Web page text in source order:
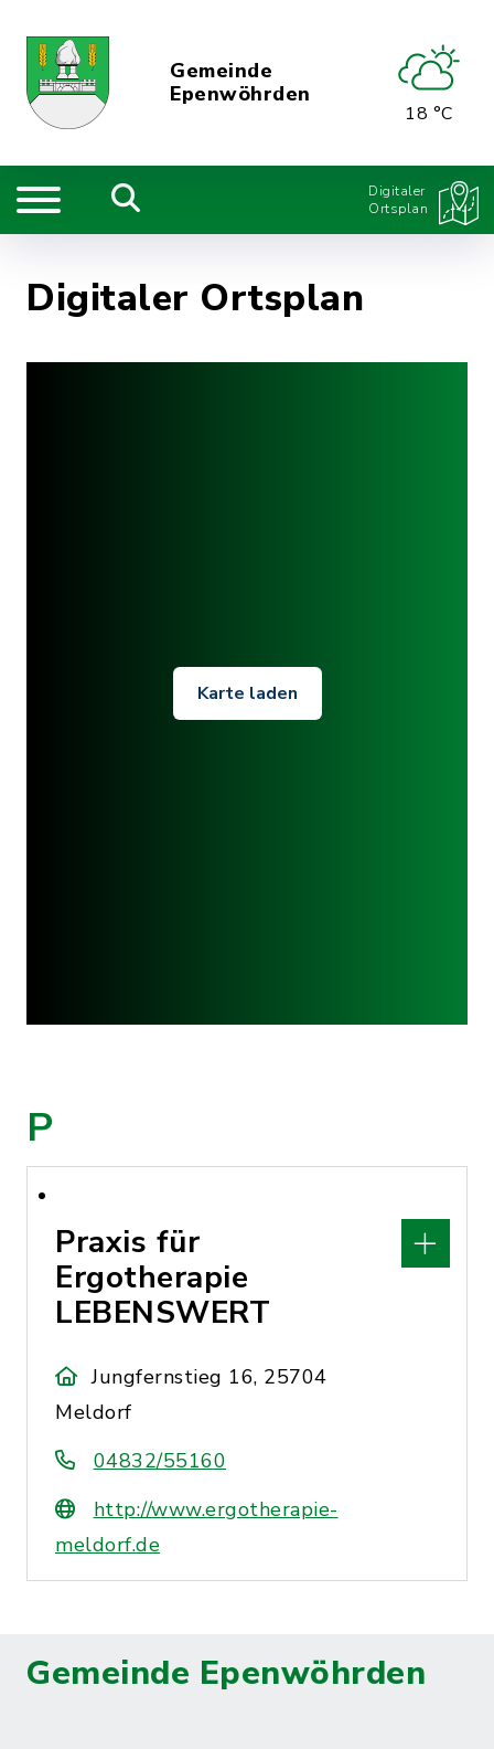
Gemeinde
Epenwöhrden
18 °C
Digitaler
Ortsplan
Digitaler Ortsplan
Karte laden
P
Praxis für
Ergotherapie
LEBENSWERT
Jungfernstieg 16, 25704
Meldorf
04832/55160
http://www.ergotherapie-
meldorf.de
Gemeinde Epenwöhrden